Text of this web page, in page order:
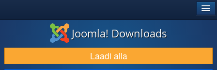
LAADI ALLA JA LAIENDA
AVASTA JA ÕPI
Joomla! Downloads
Laadi alla